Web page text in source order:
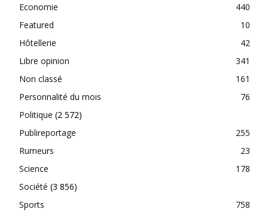
Economie
440
Featured
10
Hôtellerie
42
Libre opinion
341
Non classé
161
Personnalité du mois
76
Politique (2 572)
Publireportage
255
Rumeurs
23
Science
178
Société (3 856)
Sports
758